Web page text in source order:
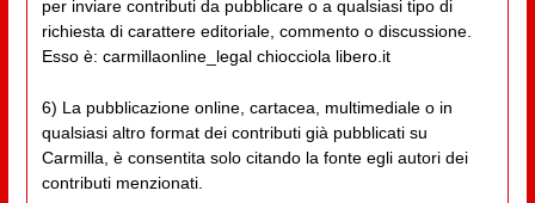
per inviare contributi da pubblicare o a qualsiasi tipo di
richiesta di carattere editoriale, commento o discussione.
Esso è: carmillaonline_legal chiocciola libero.it
6) La pubblicazione online, cartacea, multimediale o in
qualsiasi altro format dei contributi già pubblicati su
Carmilla, è consentita solo citando la fonte egli autori dei
contributi menzionati.